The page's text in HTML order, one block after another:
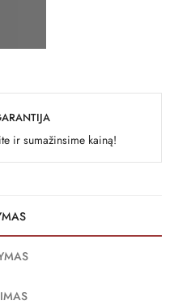
ir sumažinsime kainą!